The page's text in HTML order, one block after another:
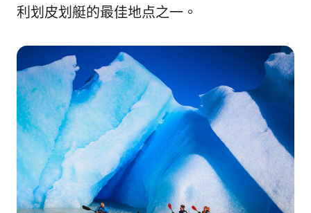
利划皮划艇的最佳地点之一。